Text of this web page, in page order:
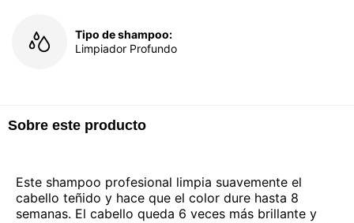
Tipo de shampoo:
Limpiador Profundo
Sobre este producto
Este shampoo profesional limpia suavemente el
cabello teñido y hace que el color dure hasta 8
semanas. El cabello queda 6 veces más brillante y